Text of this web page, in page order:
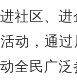
社区、
动，通
全民广